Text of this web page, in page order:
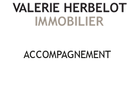
ACCOMPAGNEMENT